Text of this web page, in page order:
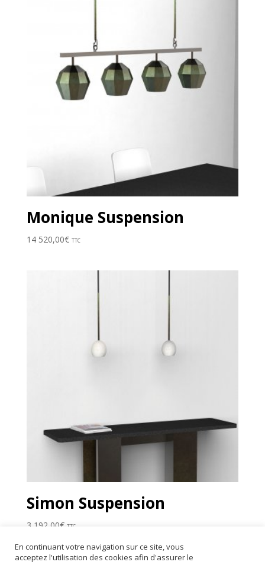
Monique Suspension
14 520,00€ TTC
Simon Suspension
3 192,00€ TTC
En continuant votre navigation sur ce site, vous
acceptez l'utilisation des cookies afin d'assurer le